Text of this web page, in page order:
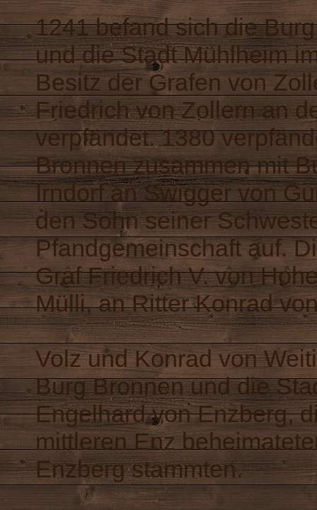
1241 befand sich die Burg
und die Stadt Mühlheim
Besitz der Grafen von
Friedrich von Zollern an
verpfändet. 1380
Bronnen zusammen mit
Irndorf an Swigger von
den Sohn seiner
Pfandgemeinschaft auf.
Graf Friedrich V. von
Mülli, an Ritter Konrad
Volz und Konrad von
Burg Bronnen und die
Engelhard von Enzberg,
mittleren Enz
Enzberg stammten.